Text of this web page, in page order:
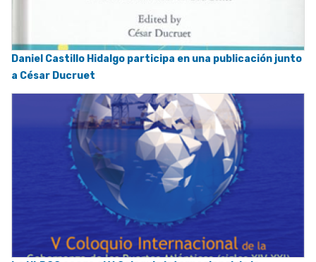
Daniel Castillo Hidalgo participa en una publicación junto
a César Ducruet